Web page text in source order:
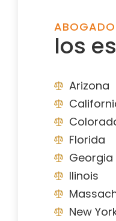
los
Arizona
Florida
Georgia
Ilinois
New